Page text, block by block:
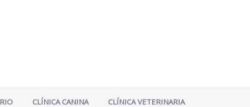
CLÍNICA CANINA CLÍNICA VETERINARIA